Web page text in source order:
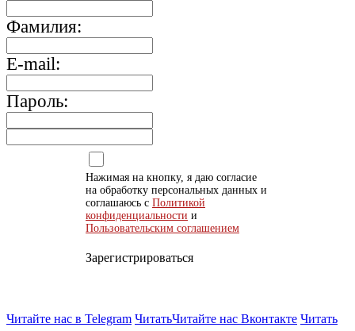
Фамилия:
E-mail:
Пароль:
Нажимая на кнопку, я даю согласие
на обработку персональных данных и
соглашаюсь с Политикой
конфиденциальности и
Пользовательским соглашением
Зарегистрироваться
Читайте нас в Telegram ЧитатьЧитайте нас Вконтакте Читать